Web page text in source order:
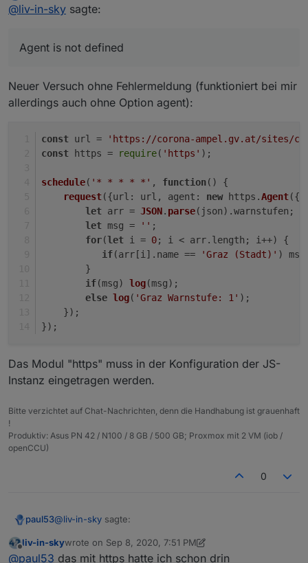
Offline
@liv-in-sky sagte:
Agent is not defined
Neuer Versuch ohne Fehlermeldung (funktioniert bei mir
allerdings auch ohne Option agent):
const url =
'https://corona-ampel.gv.at/sites/
const https = require( 'https' );
schedule( '* * * * *' , function( ) {
request({url : url, agent : new https.Agent({
let arr = JSON. parse(json).warnstufen ;
let msg = '' ;
for(let i = 0; i < arr. length ; i++) {
if(arr[i]. name == 'Graz (Stadt)' )
        }
if(msg) log(msg);
else log( 'Graz Warnstufe: 1' );
    });
});
Das Modul "https" muss in der Konfiguration der JS-
Instanz eingetragen werden.
Bitte verzichtet auf Chat-Nachrichten, denn die Handhabung ist grauenhaft
!
Produktiv: Asus PN 42 / N100 / 8 GB / 500 GB; Proxmox mit 2 VM (iob /
openCCU)
0
paul53@liv-in-sky sagte:
Agent is not defined
Offline
liv-in-skywrote on Sep 8, 2020, 7:51 PM
last edited by liv-in-skySep 8, 2020, 9:52 PM
@paul53 das mit https hatte ich schon drin